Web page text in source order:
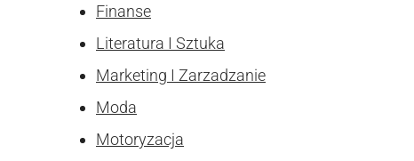
Finanse
Literatura I Sztuka
Marketing I Zarzadzanie
Moda
Motoryzacja